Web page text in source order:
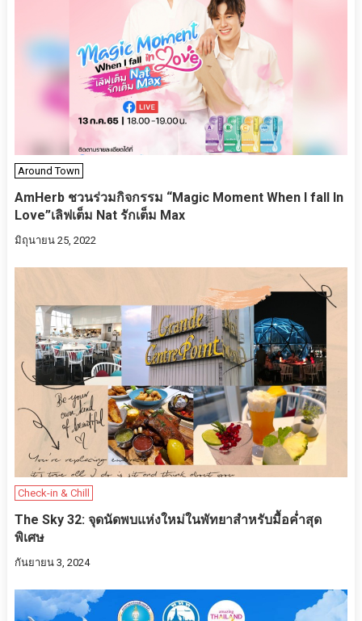
Around Town
AmHerb​ ​ชวนร่วม​กิจกรรม​ “Magic Moment When I fall In
Love”เลิฟเต็ม Nat รักเต็ม Max
มิถุนายน 25, 2022
Check-in & Chill
The Sky 32: จุดนัดพบแห่งใหม่ในพัทยาสำหรับมื้อค่ำสุด
พิเศษ
กันยายน 3, 2024